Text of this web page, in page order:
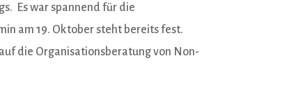
Es war spannend für die
am 19. Oktober steht bereits fest.
die Organisationsberatung von Non-